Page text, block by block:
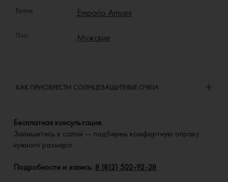
Бренд: Emporio Armani
Пол: Мужские
КАК ПРИОБРЕСТИ СОЛНЦЕЗАЩИТНЫЕ ОЧКИ
Бесплатная консультация.
Запишитесь в салон — подберем комфортную оправу
нужного размера.
Подробности и запись: 8 (812) 502-92-28